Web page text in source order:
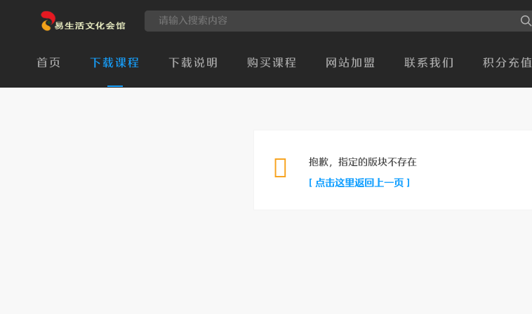
首页 下载课程 下载说明 购买课程 网站加盟 联系我们 积分充值
抱歉，指定的版块不存在
[ 点击这里返回上一页 ]